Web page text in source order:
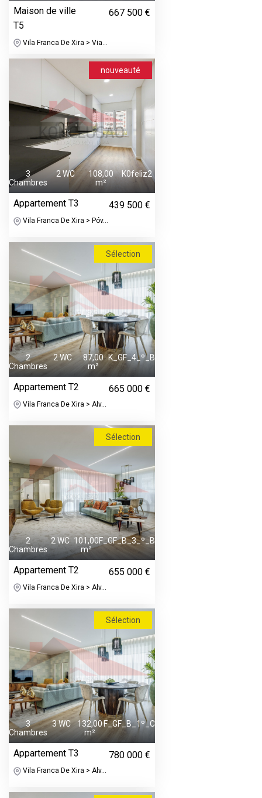
Maison de ville
T5
667 500 €
Vila Franca De Xira > Via...
nouveauté
3
Chambres
2 WC
108,00
m²
K0feliz2
Appartement T3 439 500 €
Vila Franca De Xira > Póv...
Sélection
2
Chambres
2 WC
87,00
m²
K_GF_4_º_B
Appartement T2 665 000 €
Vila Franca De Xira > Alv...
Sélection
2
Chambres
2 WC 101,00
m²
F_GF_B_3_º_B
Appartement T2 655 000 €
Vila Franca De Xira > Alv...
Sélection
3
Chambres
3 WC
132,00
m²
F_GF_B_1º_C
Appartement T3 780 000 €
Vila Franca De Xira > Alv...